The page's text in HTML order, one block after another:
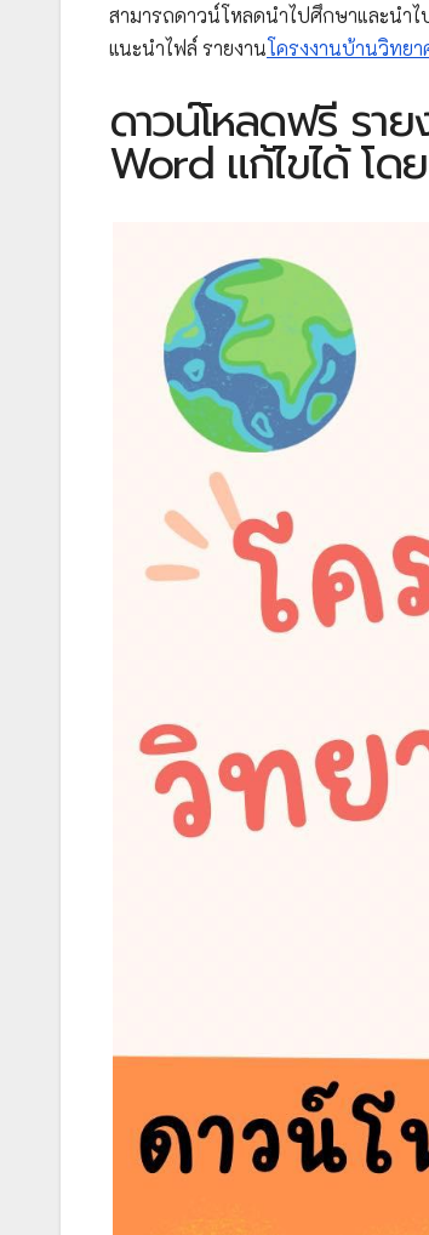
สามารถดาวน์โหลดนำไปศึกษาและนำ
แนะนำไฟล์ รายงานโครงงานบ้านวิทย
ดาวน์โหลดฟรี รา
Word แก้ไขได้ โ